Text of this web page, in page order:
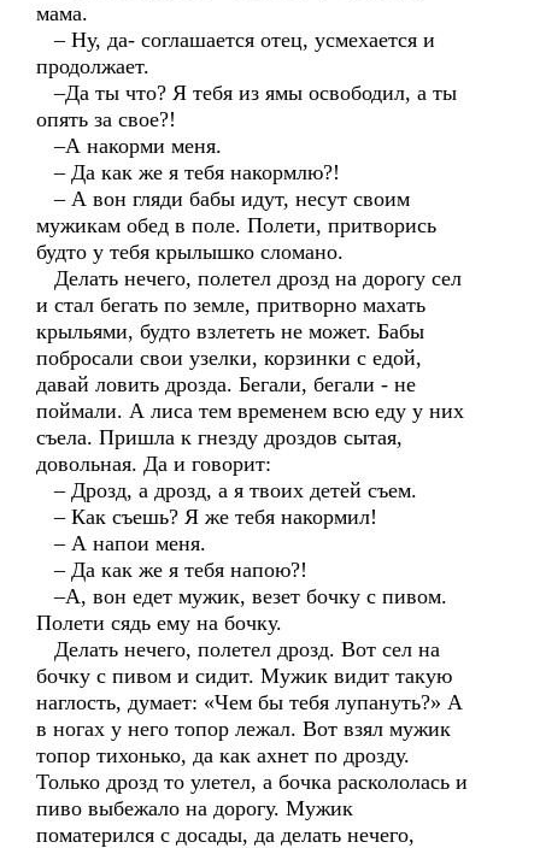
мама.
– Ну, да- соглашается отец, усмехается и
продолжает.
–Да ты что? Я тебя из ямы освободил, а ты
опять за свое?!
–А накорми меня.
– Да как же я тебя накормлю?!
– А вон гляди бабы идут, несут своим
мужикам обед в поле. Полети, притворись
будто у тебя крылышко сломано.
Делать нечего, полетел дрозд на дорогу сел
и стал бегать по земле, притворно махать
крыльями, будто взлететь не может. Бабы
побросали свои узелки, корзинки с едой,
давай ловить дрозда. Бегали, бегали - не
поймали. А лиса тем временем всю еду у них
съела. Пришла к гнезду дроздов сытая,
довольная. Да и говорит:
– Дрозд, а дрозд, а я твоих детей съем.
– Как съешь? Я же тебя накормил!
– А напои меня.
– Да как же я тебя напою?!
–А, вон едет мужик, везет бочку с пивом.
Полети сядь ему на бочку.
Делать нечего, полетел дрозд. Вот сел на
бочку с пивом и сидит. Мужик видит такую
наглость, думает: «Чем бы тебя лупануть?» А
в ногах у него топор лежал. Вот взял мужик
топор тихонько, да как ахнет по дрозду.
Только дрозд то улетел, а бочка раскололась и
пиво выбежало на дорогу. Мужик
поматерился с досады, да делать нечего,